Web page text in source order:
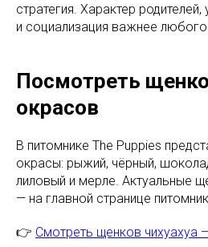
стратегия. Характер
и социализация важнее
Посмотреть
окрасов
В питомнике The Puppies
окрасы: рыжий, чёрный,
лиловый и мерле. Актуальные
— на главной странице
👉 Смотреть щенков чихуахуа